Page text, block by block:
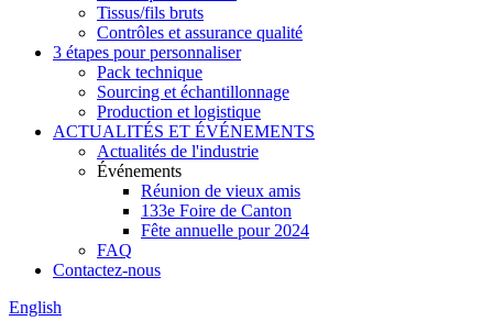
Tissus/fils bruts
Contrôles et assurance qualité
3 étapes pour personnaliser
Pack technique
Sourcing et échantillonnage
Production et logistique
ACTUALITÉS ET ÉVÉNEMENTS
Actualités de l'industrie
Événements
Réunion de vieux amis
133e Foire de Canton
Fête annuelle pour 2024
FAQ
Contactez-nous
English